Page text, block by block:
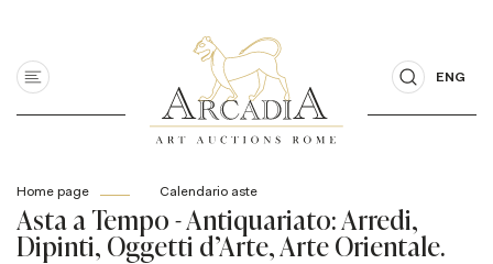
ENG
Home page Calendario aste
Asta a Tempo - Antiquariato: Arredi,
Dipinti, Oggetti d'Arte, Arte Orientale.